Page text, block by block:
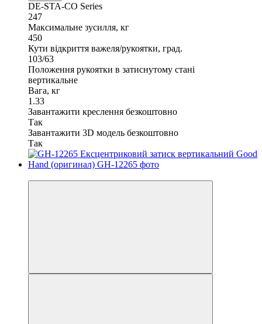
DE-STA-CO Series
247
Максимальне зусилля, кг
450
Кути відкриття важеля/рукоятки, град.
103/63
Положення рукоятки в затиснутому стані
вертикальне
Вага, кг
1.33
Завантажити креслення безкоштовно
Так
Завантажити 3D модель безкоштовно
Так